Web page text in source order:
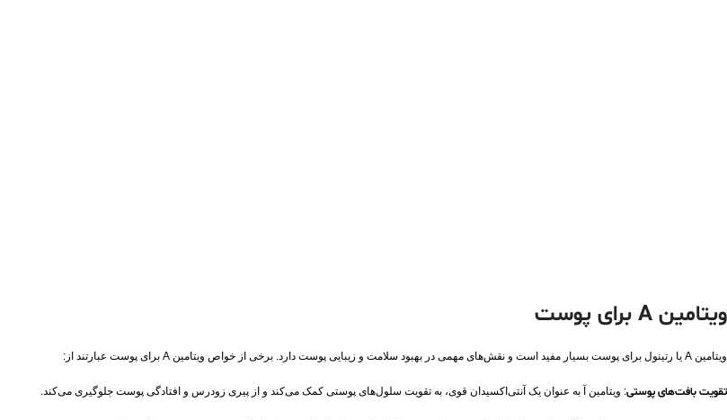
ویتامین A برای پوست
ویتامین A یا رتینول برای پوست بسیار مفید است و نقش‌های مهمی در بهبود سلامت و زیبایی پوست دارد. برخی از خواص ویتامین A برای پوست عبارتند از:
تقویت بافت‌های پوستی: ویتامین آ به عنوان یک آنتی‌اکسیدان قوی، به تقویت سلول‌های پوستی کمک می‌کند و از پیری زودرس و افتادگی پوست جلوگیری می‌کند.